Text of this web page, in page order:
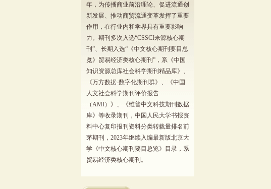
年，为传播商业前沿理论、促进流通创
新发展、推动商贸流通变革发挥了重要
作用，在行业内和学界具有重要影响
力。期刊多次入选“CSSCI来源核心期
刊”、长期入选“《中文核心期刊要目总
览》贸易经济类核心期刊”，系《中国
知识资源总库社会科学期刊精品库》、
《万方数据-数字化期刊群》、《中国
人文社会科学期刊评价报告
（AMI）》、《维普中文科技期刊数据
库》等收录期刊，中国人民大学书报资
料中心复印报刊资料分类转载量排名前
茅期刊，2023年继续入编最新版北京大
学《中文核心期刊要目总览》目录，系
贸易经济类核心期刊。